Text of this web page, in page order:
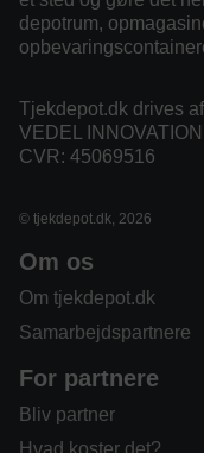
depotrum,
Tjekdepot.dk drives
VEDEL
CVR: 45069516
© tjekdepot.dk, 2026
Om os
Om tjekdepot.dk
Samarbejdspartnere
For partnere
Bliv partner